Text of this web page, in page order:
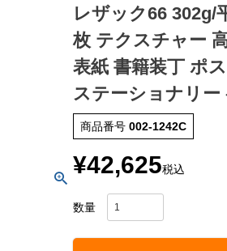
レザック66 302g/
枚 テクスチャー
表紙 書籍装丁 ポ
ステーショナリー
商品番号 002-1242C
¥42,625税込